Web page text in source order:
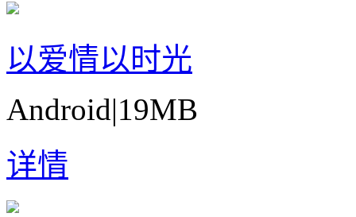
以爱情以时光
Android|19MB
详情